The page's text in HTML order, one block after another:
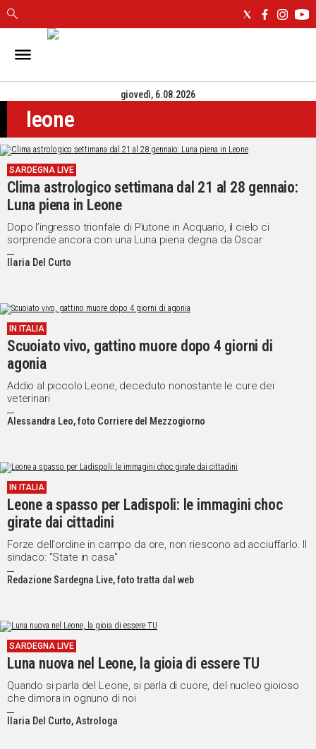
IN
CAGLIARI
SASSARI
NUORO
ORISTANO
SULCIS
GALLURA
OGLIASTRA
MEDIO
CAMPIDANO
POLITICA
IN
ITALIA
NEL
MONDO
SPORT
EVENTI
VIDEO
Social
giovedì, 6.08.2026
leone
SARDEGNA LIVE
Clima astrologico settimana dal 21 al 28 gennaio:
Luna piena in Leone
Dopo l’ingresso trionfale di Plutone in Acquario, il cielo ci
sorprende ancora con una Luna piena degna da Oscar
Ilaria Del Curto
IN ITALIA
Scuoiato vivo, gattino muore dopo 4 giorni di
agonia
Addio al piccolo Leone, deceduto nonostante le cure dei
veterinari
Alessandra Leo, foto Corriere del Mezzogiorno
IN ITALIA
Leone a spasso per Ladispoli: le immagini choc
girate dai cittadini
Forze dell'ordine in campo da ore, non riescono ad acciuffarlo. Il
sindaco: "State in casa"
Redazione Sardegna Live, foto tratta dal web
SARDEGNA LIVE
Luna nuova nel Leone, la gioia di essere TU
Quando si parla del Leone, si parla di cuore, del nucleo gioioso
che dimora in ognuno di noi
Ilaria Del Curto, Astrologa